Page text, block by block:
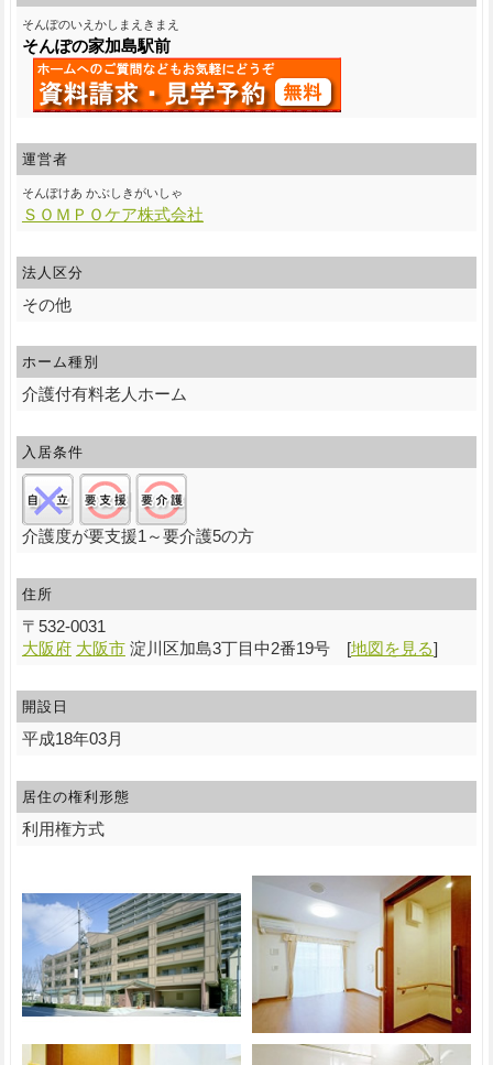
そんぽのいえかしまえきまえ
そんぽの家加島駅前
運営者
そんぽけあ かぶしきがいしゃ
ＳＯＭＰＯケア株式会社
法人区分
その他
ホーム種別
介護付有料老人ホーム
入居条件
介護度が要支援1～要介護5の方
住所
〒 532-0031
大阪府 大阪市 淀川区加島3丁目中2番19号[地図を見る]
開設日
平成18年03月
居住の権利形態
利用権方式